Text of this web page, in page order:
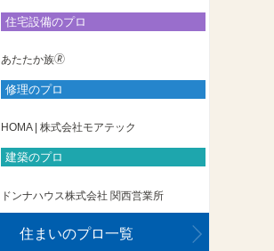
住宅設備のプロ
あたたか族🄬
修理のプロ
HOMA | 株式会社モアテック
建築のプロ
ドンナハウス株式会社 関西営業所
住まいのプロ一覧